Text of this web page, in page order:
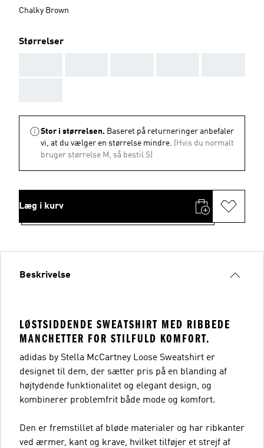
Chalky Brown
Størrelser
Stor i størrelsen. Baseret på returneringer anbefaler
vi, at du vælger en størrelse mindre. (Hvis du normalt
bruger størrelse M, så bestil S)
Læg i kurv
Beskrivelse
LØSTSIDDENDE SWEATSHIRT MED RIBBEDE
MANCHETTER FOR STILFULD KOMFORT.
adidas by Stella McCartney Loose Sweatshirt er
designet til dem, der sætter pris på en blanding af
højtydende funktionalitet og elegant design, og
kombinerer problemfrit både mode og komfort.
Den er fremstillet af bløde materialer og har ribkanter
ved ærmer, kant og krave, hvilket tilføjer et strejf af